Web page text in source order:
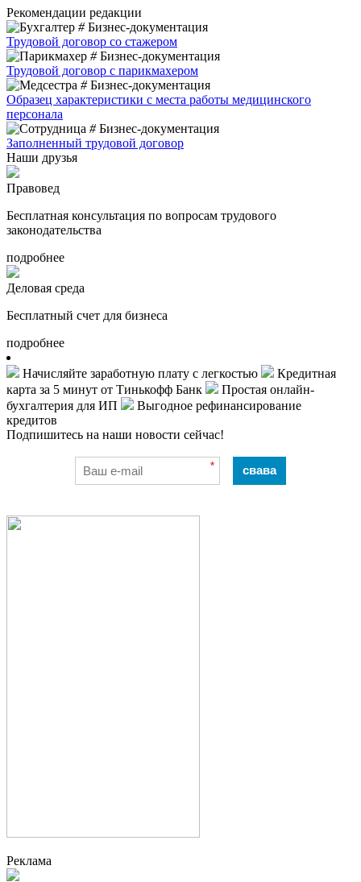
Рекомендации редакции
# Бизнес-документация
Трудовой договор со стажером
# Бизнес-документация
Трудовой договор с парикмахером
# Бизнес-документация
Образец характеристики с места работы медицинского
персонала
# Бизнес-документация
Заполненный трудовой договор
Наши друзья
Правовед
Бесплатная консультация по вопросам трудового
законодательства
подробнее
Деловая среда
Бесплатный счет для бизнеса
подробнее
Начисляйте заработную плату с легкостью
Кредитная
карта за 5 минут от Тинькофф Банк
Простая онлайн-
бухгалтерия для ИП
Выгодное рефинансирование
кредитов
Подпишитесь на наши новости сейчас!
* свава
Реклама